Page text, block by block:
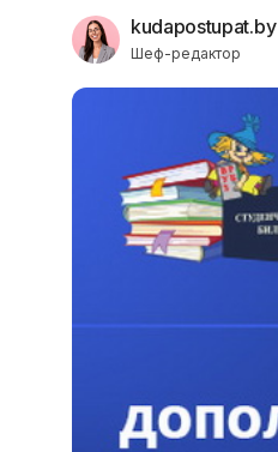
kudapostupat.by
Шеф-редактор